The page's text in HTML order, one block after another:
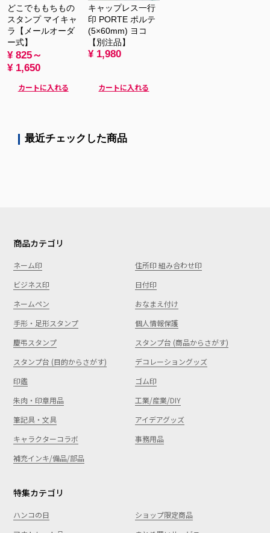
どこでももちもの
スタンプ マイキャ
ラ【メールオーダ
ー式】
¥ 825～
¥ 1,650
カートに入れる
キャップレス一行
印 PORTE ポルテ
(5×60mm) ヨコ
【別注品】
¥ 1,980
カートに入れる
最近チェックした商品
商品カテゴリ
ネーム印
住所印 組み合わせ印
ビジネス印
日付印
ネームペン
おなまえ付け
手形・足形スタンプ
個人情報保護
慶弔スタンプ
スタンプ台 (商品からさがす)
スタンプ台 (目的からさがす)
デコレーショングッズ
印鑑
ゴム印
朱肉・印章用品
工業/産業/DIY
筆記具・文具
アイデアグッズ
キャラクターコラボ
事務用品
補充インキ/備品/部品
特集カテゴリ
ハンコの日
ショップ限定商品